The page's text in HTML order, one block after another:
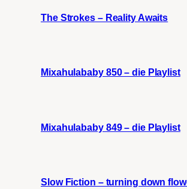
The Strokes – Reality Awaits
Mixahulababy 850 – die Playlist
Mixahulababy 849 – die Playlist
Slow Fiction – turning down